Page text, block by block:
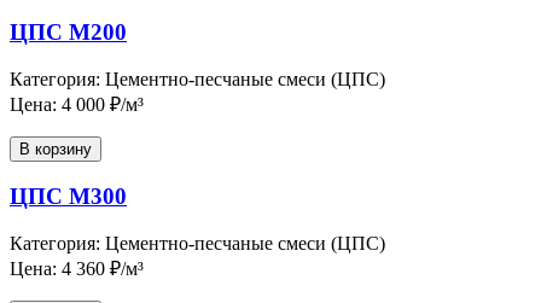
ЦПС М200
Категория: Цементно-песчаные смеси (ЦПС)
Цена: 4 000 ₽/м³
В корзину
ЦПС М300
Категория: Цементно-песчаные смеси (ЦПС)
Цена: 4 360 ₽/м³